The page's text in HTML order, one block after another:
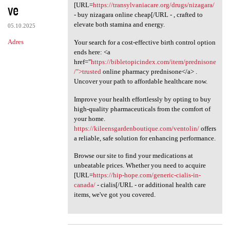
ve
05.10.2025
Adres
[URL=https://transylvaniacare.org/drugs/nizagara/
- buy nizagara online cheap[/URL - , crafted to
elevate both stamina and energy.
Your search for a cost-effective birth control option
ends here: <a
href="https://bibletopicindex.com/item/prednisone
/">trusted online pharmacy prednisone</a> .
Uncover your path to affordable healthcare now.
Improve your health effortlessly by opting to buy
high-quality pharmaceuticals from the comfort of
your home.
https://kileensgardenboutique.com/ventolin/offers
a reliable, safe solution for enhancing performance.
Browse our site to find your medications at
unbeatable prices. Whether you need to acquire
[URL=https://hip-hope.com/generic-cialis-in-
canada/- cialis[/URL - or additional health care
items, we've got you covered.